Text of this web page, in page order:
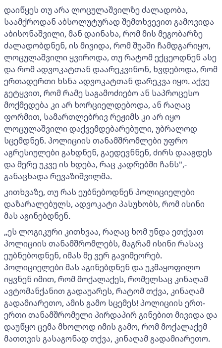
დაიწყეს თუ არა ლოცულაშვილზე ძალადობა,
საამქროდან აბსოლუტურად შემთხვევით გამოვიდა
აბისონაშვილი, მან დაინახა, რომ მის მეგობარზე
ძალადობდნენ, ის მივიდა, რომ შუაში ჩამდგარიყო,
ლოცულაშვილი ყვიროდა, თუ რატომ ექცეოდნენ ასე
და რომ ადვოკატთან დაარეკვინონ, ხვდებოდა, რომ
ერთადერთი ხსნა ადვოკატთან დარეკვა იყო. აქვე
გეტყვით, რომ რამე საგამოძიებო ან საპროცესო
მოქმედება კი არ ხორციელდებოდა, ან რაღაც
ფორმით, სამართლებრივ რეჟიმს კი არ იყო
ლოცულაშვილი დაქვემდებარებული, უბრალოდ
სცემდნენ. პოლიციის თანამშრომლები უფრო
აგრესიულები გახდნენ, გაედევნნენ, ძირს დააგდეს
და მერე უკვე ის ხდება, რაც კადრებში ჩანს",-
განაცხადა რევაზიშვილმა.
კითხვაზე, თუ რას ეუბნებოდნენ პოლიციელები
დაზარალებულს, ადვოკატი პასუხობს, რომ ისინი
მას აგინებდნენ.
„ეს ლოგიკური კითხვაა, რაღაც ხომ უნდა ეთქვათ
პოლიციის თანამშრომლებს, მაგრამ ისინი რასაც
ეუბნებოდნენ, იმას მე ვერ გავიმეორებ.
პოლიციელები მას აგინებდნენ და უკმაყოფილო
იყვნენ იმით, რომ მოქალაქეს, რომელსაც კინაღამ
ავტომანქანით გადაუარეს, რატომ თქვა, კინაღამ
გადამიარეთო, ამის გამო სცემეს! პოლიციის ერთ-
ერთი თანამშრომელი პირდაპირ გინებით მივიდა და
დაუწყო ცემა მხოლოდ იმის გამო, რომ მოქალაქემ
მათთვის გასაგონად თქვა, კინაღამ გადამიარეთო.